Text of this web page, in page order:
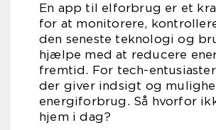
En app til elforbrug er et
for at monitorere,
den seneste teknologi og
hjælpe med at reducere
fremtid. For tech-
der giver indsigt og
energiforbrug. Så hvorfor
hjem i dag?